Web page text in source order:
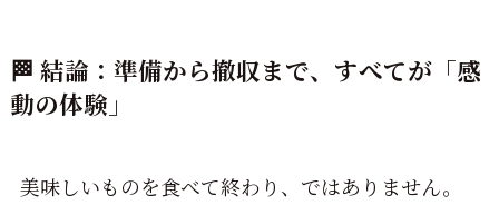
🏁 結論：準備から撤収まで、すべてが「感
動の体験」
美味しいものを食べて終わり、ではありません。